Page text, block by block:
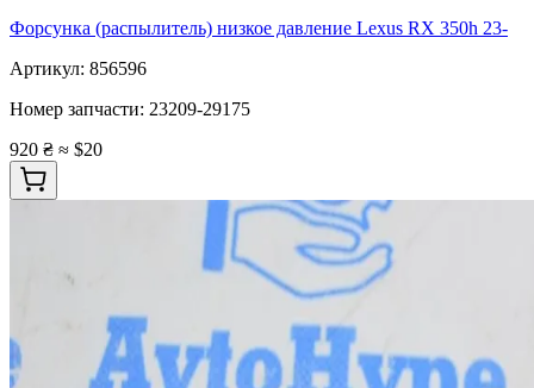
Форсунка (распылитель) низкое давление Lexus RX 350h 23-
Артикул: 856596
Номер запчасти: 23209-29175
920 ₴ ≈ $20